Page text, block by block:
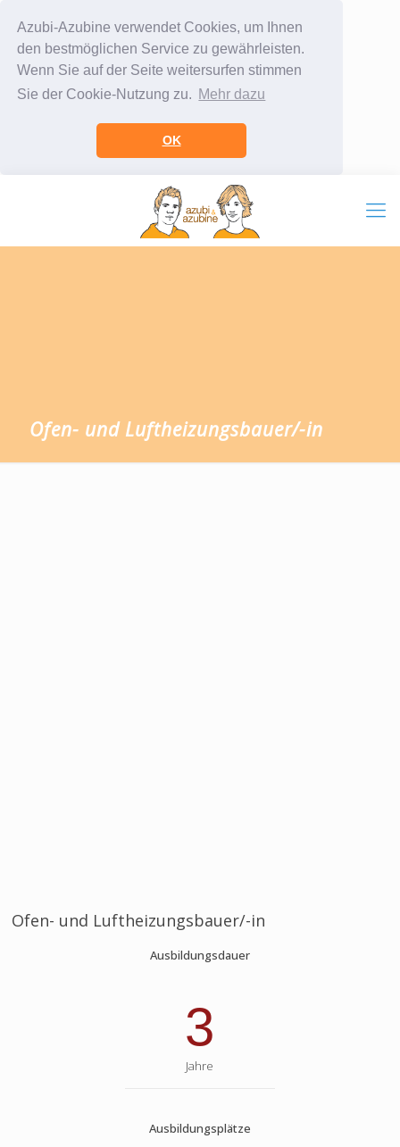
Azubi-Azubine verwendet Cookies, um Ihnen
den bestmöglichen Service zu gewährleisten.
Wenn Sie auf der Seite weitersurfen stimmen
Sie der Cookie-Nutzung zu. Mehr dazu
OK
Ofen- und Luftheizungsbauer/-in
Ofen- und Luftheizungsbauer/-in
Ausbildungsdauer
3
Jahre
Ausbildungsplätze